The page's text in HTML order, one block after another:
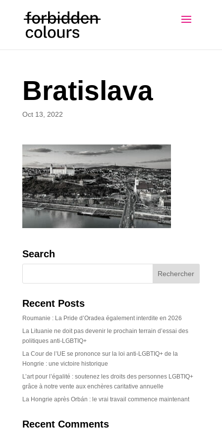
Bratislava
Oct 13, 2022
Search
Recent Posts
Roumanie : La Pride d’Oradea également interdite en 2026
La Lituanie ne doit pas devenir le prochain terrain d’essai des
politiques anti-LGBTIQ+
La Cour de l’UE se prononce sur la loi anti-LGBTIQ+ de la
Hongrie : une victoire historique
L’art pour l’égalité : soutenez les droits des personnes LGBTIQ+
grâce à notre vente aux enchères caritative annuelle
La Hongrie après Orbán : le vrai travail commence maintenant
Recent Comments